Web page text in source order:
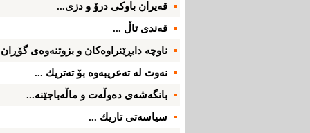
قه‌یران باوكی‌ درۆ و دزی‌...
قه‌ندی‌ تاڵ ...
ناوچه‌ دابڕێنراوه‌كان و بزوتنه‌وه‌ی‌
نه‌وت له‌ ته‌عریبه‌وه‌ بۆ ته‌تریك ...
بانگه‌شه‌ی‌ ده‌وڵه‌ت و ماڵه‌باجێنه‌...
سیاسه‌تی‌ تاریك ...